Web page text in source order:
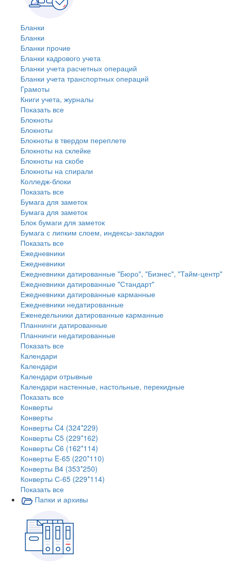
Бланки
Бланки
Бланки прочие
Бланки кадрового учета
Бланки учета расчетных операций
Бланки учета транспортных операций
Грамоты
Книги учета, журналы
Показать все
Блокноты
Блокноты
Блокноты в твердом переплете
Блокноты на склейке
Блокноты на скобе
Блокноты на спирали
Колледж-блоки
Показать все
Бумага для заметок
Бумага для заметок
Блок бумаги для заметок
Бумага с липким слоем, индексы-закладки
Показать все
Ежедневники
Ежедневники
Ежедневники датированные "Бюро", "Бизнес", "Тайм-центр"
Ежедневники датированные "Стандарт"
Ежедневники датированные карманные
Ежедневники недатированные
Еженедельники датированные карманные
Планнинги датированные
Планнинги недатированные
Показать все
Календари
Календари
Календари отрывные
Календари настенные, настольные, перекидные
Показать все
Конверты
Конверты
Конверты C4 (324*229)
Конверты C5 (229*162)
Конверты C6 (162*114)
Конверты E-65 (220*110)
Конверты В4 (353*250)
Конверты С-65 (229*114)
Показать все
Папки и архивы